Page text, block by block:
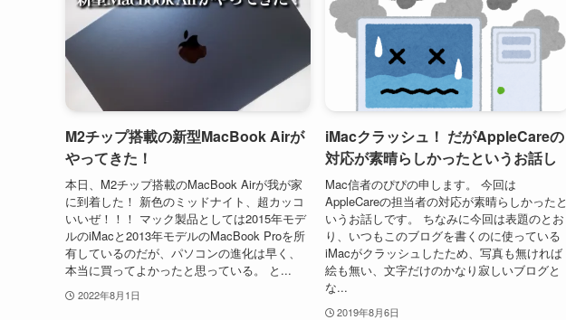
M2チップ搭載の新型MacBook Airが
やってきた！
本日、M2チップ搭載のMacBook Airが我が家
に到着した！ 新色のミッドナイト、超カッコ
いいぜ！！！ マック製品としては2015年モデ
ルのiMacと2013年モデルのMacBook Proを所
有しているのだが、パソコンの進化は早く、
本当に買ってよかったと思っている。 と...
2022年8月1日
iMacクラッシュ！ だがAppleCareの
対応が素晴らしかったというお話し
Mac信者のぴぴの申します。 今回は
AppleCareの担当者の対応が素晴らしかったと
いうお話しです。 ちなみに今回は表題のとお
り、いつもこのブログを書くのに使っている
iMacがクラッシュしたため、写真も無ければ
絵も無い、文字だけのかなり寂しいブログと
な...
2019年8月6日